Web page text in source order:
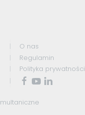
O nas
Regulamin
Polityka prywatności